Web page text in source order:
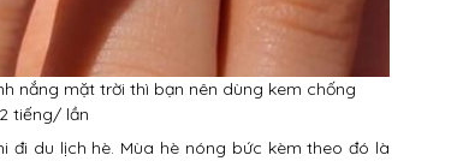
nắng mặt trời thì bạn nên dùng kem chống
tiếng/ lần
du lịch hè. Mùa hè nóng bức kèm theo đó là